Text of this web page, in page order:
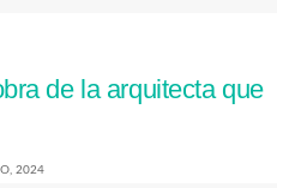
de la arquitecta que
2024